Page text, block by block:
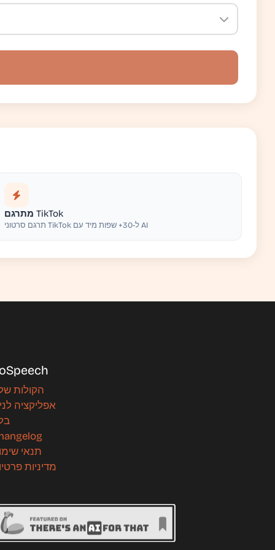
מתרגם TikTok
תרגם סרטוני TikTok ל-30+ שפות מיד עם AI
הקולות
אפליקציה
תנאי
מדיניות